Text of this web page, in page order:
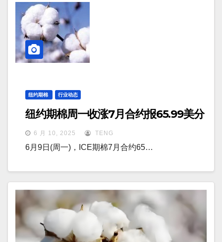
纽约期棉 行业动态
纽约期棉周一收涨7月合约报65.99美分
6 月 10, 2025 TENG
6月9日(周一)，ICE期棉7月合约65…